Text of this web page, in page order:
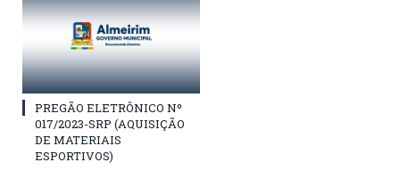
PREGÃO ELETRÔNICO Nº
017/2023-SRP (AQUISIÇÃO
DE MATERIAIS
ESPORTIVOS)